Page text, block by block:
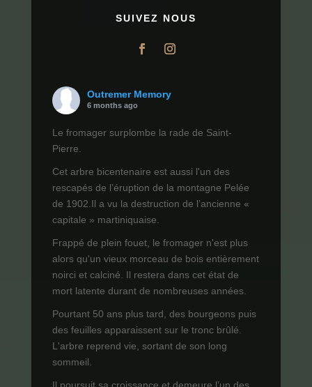
SUIVEZ NOUS
Outremer Memory
6 months ago
Le fromager surplombe la rade de Saint-
Pierre.
Cet arbre bicentenaire est aussi l'un des
rescapés de l’éruption de la montagne Pelée
de 1902.Il a vu la destruction de l’ancienne «
capitale » martiniquaise.
Frappé de plein fouet, le fromager n'est plus
alors qu'un vieux morceau de bois entièrement
noirci et calciné. Il restera dans cet état de
mort latente durant de nombreuses années.
Pourtant 50 ans plus tard, des bourgeons puis
des feuilles apparaissent sur le tronc brûlé.
L'arbre reprend vie, sortant de son long
sommeil.
Il poursuit sa croissance et demeure l’un des